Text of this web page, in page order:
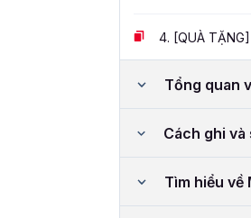
4. [QUÀ
Tổng quan
Cách ghi
Tìm hiểu về